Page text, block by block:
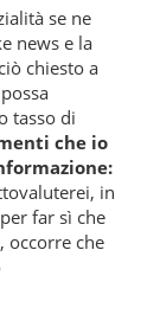
se ne
news e la
chiesto a
tasso di
che io
in
far sì che
occorre che